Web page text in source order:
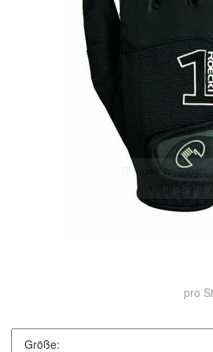
Doppelt antippen
vergrößern
pro